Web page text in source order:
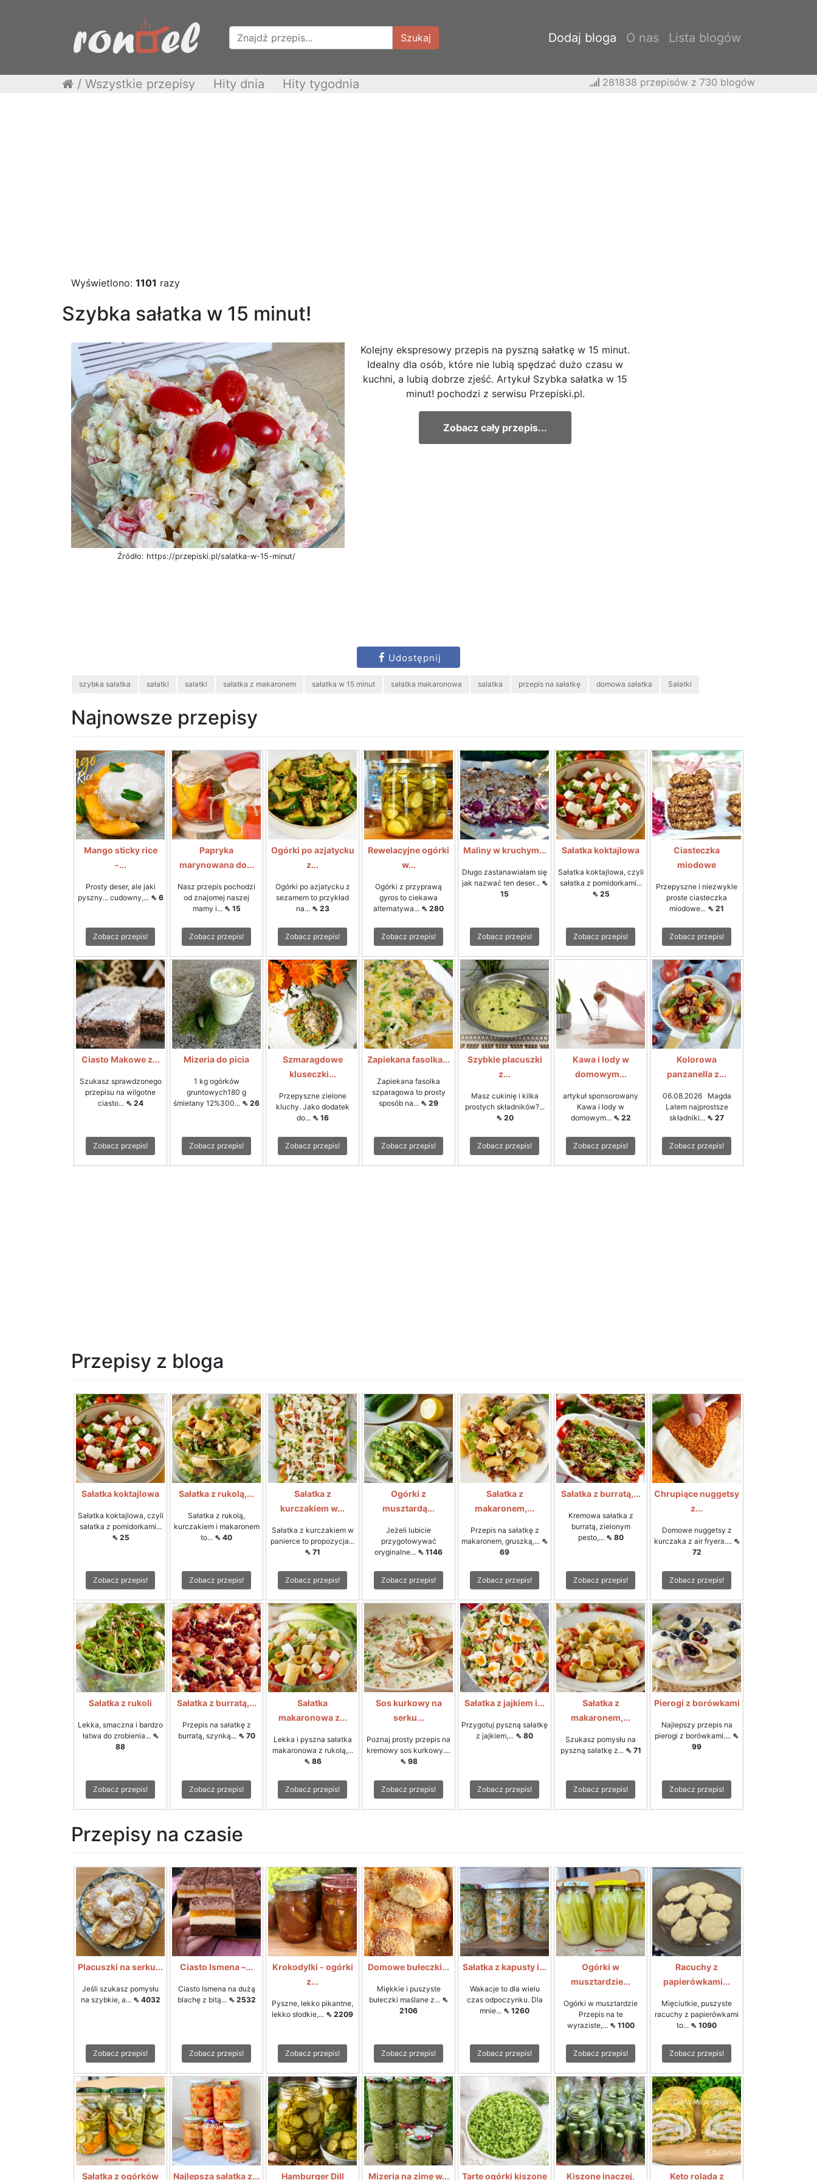
Szukaj Dodaj bloga O nas Lista blogów
/ Wszystkie przepisy Hity dnia Hity tygodnia 281838 przepisów z 730 blogów
Wyświetlono: 1101 razy
Szybka sałatka w 15 minut!
Źródło: https://przepiski.pl/salatka-w-15-minut/
Kolejny ekspresowy przepis na pyszną sałatkę w 15 minut.
Idealny dla osób, które nie lubią spędzać dużo czasu w
kuchni, a lubią dobrze zjeść. Artykuł Szybka sałatka w 15
minut! pochodzi z serwisu Przepiski.pl.
Zobacz cały przepis...
Udostępnij
szybka sałatka sałatki salatki sałatka z makaronem sałatka w 15 minut sałatka makaronowa salatka przepis na sałatkę domowa sałatka Sałatki
Najnowsze przepisy
Mango sticky rice
-...
Prosty deser, ale jaki
pyszny... cudowny,... ⇖ 6
Zobacz przepis!
Papryka
marynowana do...
Nasz przepis pochodzi
od znajomej naszej
mamy i... ⇖ 15
Zobacz przepis!
Ogórki po azjatycku
z...
Ogórki po azjatycku z
sezamem to przykład
na... ⇖ 23
Zobacz przepis!
Rewelacyjne ogórki
w...
Ogórki z przyprawą
gyros to ciekawa
alternatywa... ⇖ 280
Zobacz przepis!
Maliny w kruchym...
Długo zastanawiałam się
jak nazwać ten deser... ⇖
15
Zobacz przepis!
Sałatka koktajlowa
Sałatka koktajlowa, czyli
sałatka z pomidorkami...
⇖ 25
Zobacz przepis!
Ciasteczka
miodowe
Przepyszne i niezwykle
proste ciasteczka
miodowe... ⇖ 21
Zobacz przepis!
Ciasto Makowe z...
Szukasz sprawdzonego
przepisu na wilgotne
ciasto... ⇖ 24
Zobacz przepis!
Mizeria do picia
1 kg ogórków
gruntowych180 g
śmietany 12%300... ⇖ 26
Zobacz przepis!
Szmaragdowe
kluseczki...
Przepyszne zielone
kluchy. Jako dodatek
do... ⇖ 16
Zobacz przepis!
Zapiekana fasolka...
Zapiekana fasolka
szparagowa to prosty
sposób na... ⇖ 29
Zobacz przepis!
Szybkie placuszki
z...
Masz cukinię i kilka
prostych składników?...
⇖ 20
Zobacz przepis!
Kawa i lody w
domowym...
artykuł sponsorowany
Kawa i lody w
domowym... ⇖ 22
Zobacz przepis!
Kolorowa
panzanella z...
06.08.2026 Magda
Latem najprostsze
składniki... ⇖ 27
Zobacz przepis!
Przepisy z bloga
Sałatka koktajlowa
Sałatka koktajlowa, czyli
sałatka z pomidorkami...
⇖ 25
Zobacz przepis!
Sałatka z rukolą,...
Sałatka z rukolą,
kurczakiem i makaronem
to... ⇖ 40
Zobacz przepis!
Sałatka z
kurczakiem w...
Sałatka z kurczakiem w
panierce to propozycja...
⇖ 71
Zobacz przepis!
Ogórki z
musztardą...
Jeżeli lubicie
przygotowywać
oryginalne... ⇖ 1146
Zobacz przepis!
Sałatka z
makaronem,...
Przepis na sałatkę z
makaronem, gruszką,... ⇖
69
Zobacz przepis!
Sałatka z burratą,...
Kremowa sałatka z
burratą, zielonym
pesto,... ⇖ 80
Zobacz przepis!
Chrupiące nuggetsy
z...
Domowe nuggetsy z
kurczaka z air fryera.... ⇖
72
Zobacz przepis!
Sałatka z rukoli
Lekka, smaczna i bardzo
łatwa do zrobienia... ⇖
88
Zobacz przepis!
Sałatka z burratą,...
Przepis na sałatkę z
burratą, szynką... ⇖ 70
Zobacz przepis!
Sałatka
makaronowa z...
Lekka i pyszna sałatka
makaronowa z rukolą,...
⇖ 86
Zobacz przepis!
Sos kurkowy na
serku...
Poznaj prosty przepis na
kremowy sos kurkowy....
⇖ 98
Zobacz przepis!
Sałatka z jajkiem i...
Przygotuj pyszną sałatkę
z jajkiem,... ⇖ 80
Zobacz przepis!
Sałatka z
makaronem,...
Szukasz pomysłu na
pyszną sałatkę z... ⇖ 71
Zobacz przepis!
Pierogi z borówkami
Najlepszy przepis na
pierogi z borówkami.... ⇖
99
Zobacz przepis!
Przepisy na czasie
Placuszki na serku...
Jeśli szukasz pomysłu
na szybkie, a... ⇖ 4032
Zobacz przepis!
Ciasto Ismena –...
Ciasto Ismena na dużą
blachę z bitą... ⇖ 2532
Zobacz przepis!
Krokodylki - ogórki
z...
Pyszne, lekko pikantne,
lekko słodkie,... ⇖ 2209
Zobacz przepis!
Domowe bułeczki...
Miękkie i puszyste
bułeczki maślane z... ⇖
2106
Zobacz przepis!
Sałatka z kapusty i...
Wakacje to dla wielu
czas odpoczynku. Dla
mnie... ⇖ 1260
Zobacz przepis!
Ogórki w
musztardzie...
Ogórki w musztardzie
Przepis na te
wyraziste,... ⇖ 1100
Zobacz przepis!
Racuchy z
papierówkami...
Mięciutkie, puszyste
racuchy z papierówkami
to... ⇖ 1090
Zobacz przepis!
Sałatka z ogórków Najlepsza sałatka z... Hamburger Dill Mizeria na zimę w... Tarte ogórki kiszone Kiszone inaczej, Keto rolada z